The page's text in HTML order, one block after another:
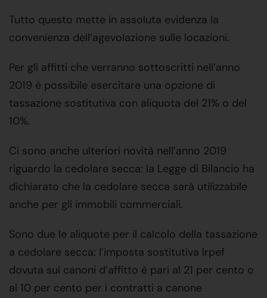
Tutto questo mette in assoluta evidenza la
convenienza dell’agevolazione sulle locazioni.
Per gli affitti che verranno sottoscritti nell’anno
2019 è possibile esercitare una opzione di
tassazione sostitutiva con aliquota del 21% o del
10%.
Ci sono anche ulteriori novità nell’anno 2019
riguardo la cedolare secca: la Legge di Bilancio ha
dichiarato che la cedolare secca sarà utilizzabile
anche per gli immobili commerciali.
Sono due le aliquote per il calcolo della tassazione
a cedolare secca: l’imposta sostitutiva Irpef
dovuta sui canoni d’affitto è pari al 21 per cento o
al 10 per cento per i contratti a canone